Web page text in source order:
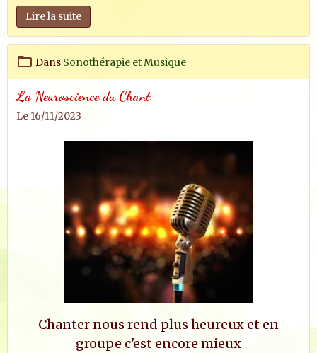
Lire la suite
Dans Sonothérapie et Musique
La Neuroscience du Chant
Le 16/11/2023
Chanter nous rend plus heureux et en
groupe c'est encore mieux